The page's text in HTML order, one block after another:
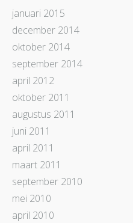
januari 2015
december 2014
oktober 2014
september 2014
april 2012
oktober 2011
augustus 2011
juni 2011
april 2011
maart 2011
september 2010
mei 2010
april 2010